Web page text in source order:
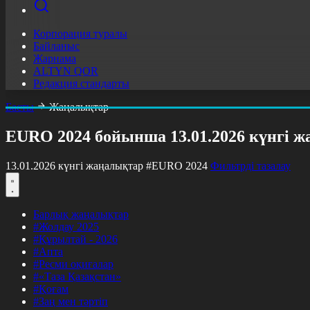
Корпорация туралы
Байланыс
Жарнама
ALTYN QOR
Редакция стандарты
Басты
Жаңалықтар
EURO 2024 бойынша 13.01.2026 күнгі
13.01.2026 күнгі жаңалықтар #EURO 2024 Фильтрді тазалау
Барлық жаңалықтар
#Жолдау 2025
#Құрылтай - 2026
#Апта
#Ресми оқиғалар
#«Таза Қазақстан»
#Қоғам
#Заң мен тәртіп